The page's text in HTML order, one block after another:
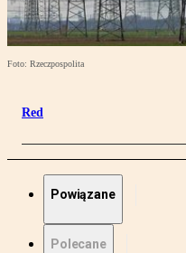
Foto: Rzeczpospolita
Red
Powiązane
Polecane